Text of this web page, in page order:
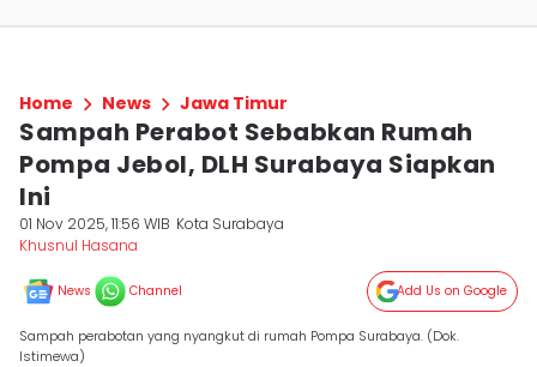
Home News Jawa Timur
Sampah Perabot Sebabkan Rumah
Pompa Jebol, DLH Surabaya Siapkan
Ini
01 Nov 2025, 11:56 WIB Kota Surabaya
Khusnul Hasana
News Channel Add Us on Google
Sampah perabotan yang nyangkut di rumah Pompa Surabaya. (Dok.
Istimewa)